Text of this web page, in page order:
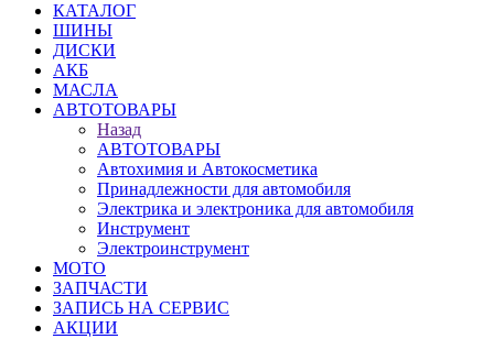
КАТАЛОГ
ШИНЫ
ДИСКИ
АКБ
МАСЛА
АВТОТОВАРЫ
Назад
АВТОТОВАРЫ
Автохимия и Автокосметика
Принадлежности для автомобиля
Электрика и электроника для автомобиля
Инструмент
Электроинструмент
МОТО
ЗАПЧАСТИ
ЗАПИСЬ НА СЕРВИС
АКЦИИ